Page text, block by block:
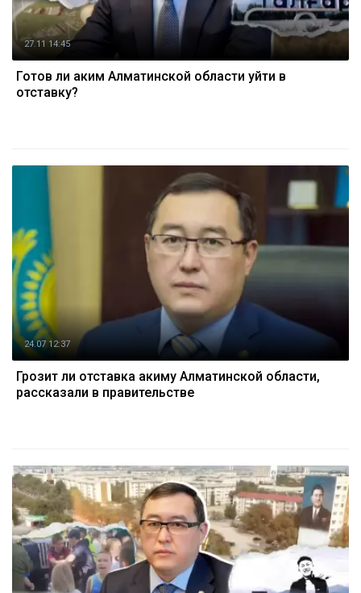
27.11 14:45
Готов ли аким Алматинской области уйти в
отставку?
24.07 12:37
Грозит ли отставка акиму Алматинской области,
рассказали в правительстве